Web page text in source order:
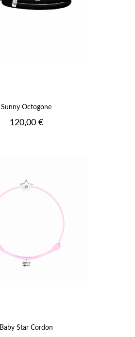
Sunny Octogone
Prix
120,00 €
Baby Star Cordon